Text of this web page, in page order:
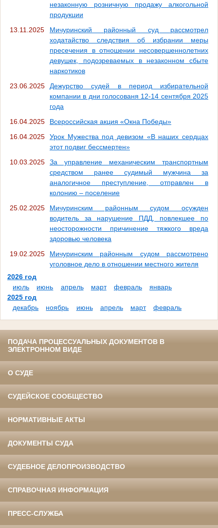
незаконную розничную продажу алкогольной
продукции
13.11.2025
Мичуринский районный суд рассмотрел
ходатайство следствия об избрании меры
пресечения в отношении несовершеннолетних
девушек, подозреваемых в незаконном сбыте
наркотиков
23.06.2025
Дежурство судей в период избирательной
компании в дни голосованя 12-14 сентября 2025
года
16.04.2025
Всероссийская акция «Окна Победы»
16.04.2025
Урок Мужества под девизом «В наших сердцах
этот подвиг бессмертен»
10.03.2025
За управление механическим транспортным
средством ранее судимый мужчина за
аналогичное преступление, отправлен в
колонию – поселение
25.02.2025
Мичуринским районным судом осужден
водитель за нарушение ПДД, повлекшее по
неосторожности причинение тяжкого вреда
здоровью человека
19.02.2025
Мичуринским районным судом рассмотрено
уголовное дело в отношении местного жителя
2026 год
июль
июнь апрель март февраль
январь
2025 год
декабрь
ноябрь июнь апрель март февраль
ПОДАЧА ПРОЦЕССУАЛЬНЫХ ДОКУМЕНТОВ В
ЭЛЕКТРОННОМ ВИДЕ
О СУДЕ
СУДЕЙСКОЕ СООБЩЕСТВО
НОРМАТИВНЫЕ АКТЫ
ДОКУМЕНТЫ СУДА
СУДЕБНОЕ ДЕЛОПРОИЗВОДСТВО
СПРАВОЧНАЯ ИНФОРМАЦИЯ
ПРЕСС-СЛУЖБА